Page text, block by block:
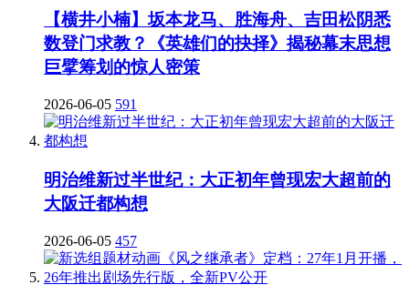
【横井小楠】坂本龙马、胜海舟、吉田松阴悉
数登门求教？《英雄们的抉择》揭秘幕末思想
巨擘筹划的惊人密策
2026-06-05 591
明治维新过半世纪：大正初年曾现宏大超前的
大阪迁都构想
2026-06-05 457